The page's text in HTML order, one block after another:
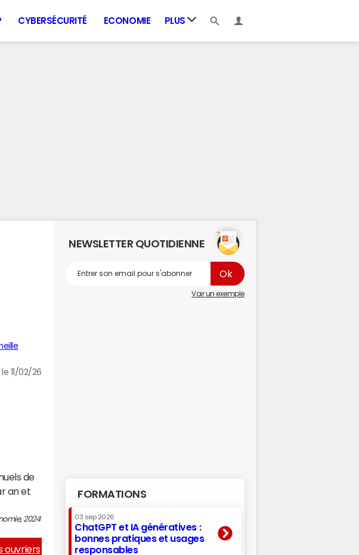
CYBERSÉCURITÉ ECONOMIE PLUS
11/02/26
de
an et
2024
ouvriers
NEWSLETTER QUOTIDIENNE
Voir un exemple
FORMATIONS
03 sep 2026
ChatGPT et IA génératives :
bonnes pratiques et usages
responsables